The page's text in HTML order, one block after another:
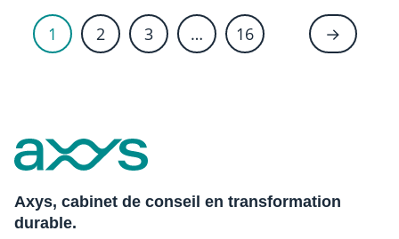
1 2 3 … 16 →
Axys, cabinet de conseil en transformation
durable.